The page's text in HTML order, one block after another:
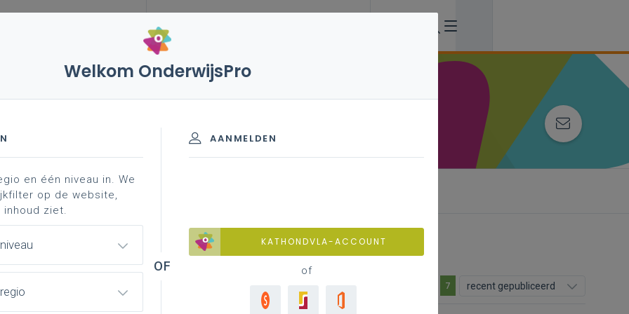
vakken en leerplannen 1ste graad
materiaal achtergrond
7 recent gepubliceerd
Welkom OnderwijsPro
AANMELDEN
KATHONDVLA-ACCOUNT
of
en één niveau in. We
op de website,
ziet.